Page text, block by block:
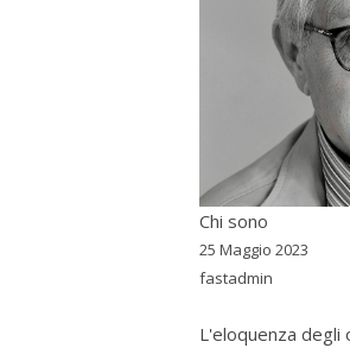
Chi sono
25 Maggio 2023
fastadmin
L'eloquenza